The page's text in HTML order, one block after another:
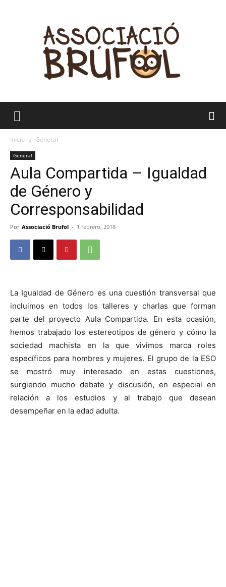
Brúfol
Inicio General
General
Aula Compartida – Igualdad
de Género y
Corresponsabilidad
Por Associació Brufol - 1 febrero, 2018
La Igualdad de Género es una cuestión transversal que
incluimos en todos los talleres y charlas que forman
parte del proyecto Aula Compartida. En esta ocasión,
hemos trabajado los estereotipos de género y cómo la
sociedad machista en la que vivimos marca roles
específicos para hombres y mujeres. El grupo de la ESO
se mostró muy interesado en estas cuestiones,
surgiendo mucho debate y discusión, en especial en
relación a los estudios y al trabajo que desean
desempeñar en la edad adulta.